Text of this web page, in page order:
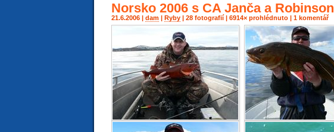
Norsko 2006 s CA Janča a Robinson
21.6.2006 | dam | Ryby | 28 fotografií | 6914× prohlédnuto | 1 komentář